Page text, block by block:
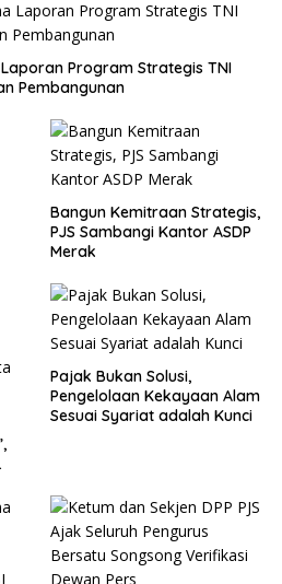
Program Strategis TNI
Pembangunan
Bangun Kemitraan Strategis,
PJS Sambangi Kantor ASDP
Merak
Pajak Bukan Solusi,
Pengelolaan Kekayaan Alam
Sesuai Syariat adalah Kunci